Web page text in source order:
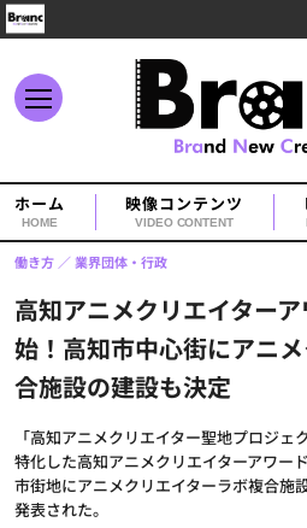
ホーム
HOME
映像コンテンツ
VIDEO CONTENT
高知アニメクリエイター
始！高知市中心街にアニ
合施設の建設も決定
「高知アニメクリエイター聖地プロジ
特化した高知アニメクリエイターアワー
市街地にアニメクリエイターラボ複合施
発表された。
働き方 業界団体・行政